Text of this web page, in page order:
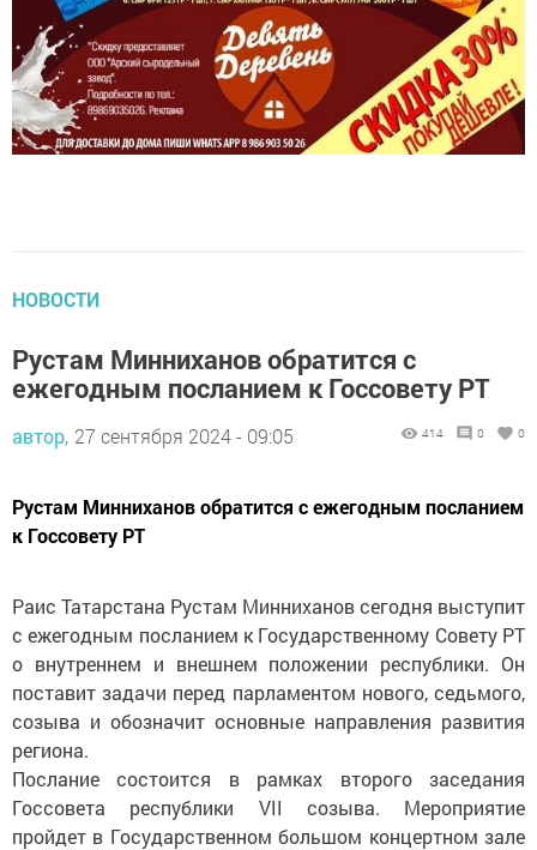
НОВОСТИ
Рустам Минниханов обратится с
ежегодным посланием к Госсовету РТ
автор, 27 сентября 2024 - 09:05 414 0 0
Рустам Минниханов обратится с ежегодным посланием
к Госсовету РТ
Раис Татарстана Рустам Минниханов сегодня выступит
с ежегодным посланием к Государственному Совету РТ
о внутреннем и внешнем положении республики. Он
поставит задачи перед парламентом нового, седьмого,
созыва и обозначит основные направления развития
региона.
Послание состоится в рамках второго заседания
Госсовета республики VII созыва. Мероприятие
пройдет в Государственном большом концертном зале